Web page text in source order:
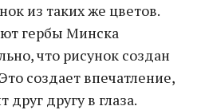
из таких же цветов.
гербы Минска
что рисунок создан
создает впечатление,
друг другу в глаза.